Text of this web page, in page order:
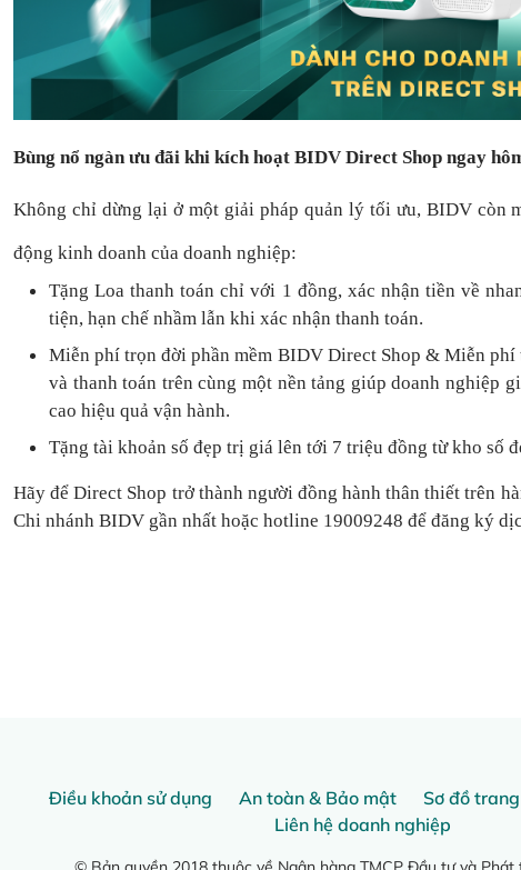
Bùng nổ ngàn ưu đãi khi kích hoạt BIDV Direct Shop ngay
Không chỉ dừng lại ở một giải pháp quản lý tối ưu, BIDV còn
động kinh doanh của doanh nghiệp:
Tặng Loa thanh toánchỉ với 1 đồng,xác nhận tiền về
tiện, hạn chế nhầm lẫn khi xác nhận thanh toán.
Miễn phí trọn đờiphần mềm BIDV Direct Shop & Miễn phí
và thanh toán trên cùng một nền tảng giúp doanh nghiệp
cao hiệu quả vận hành.
Tặng tài khoản số đẹp trị giá lên tới 7 triệu đồng từ kho số
Hãy để Direct Shop trở thành người đồng hành thân thiết trên
Chi nhánh BIDV gần nhất hoặc hotline 19009248 để đăng ký
Điều khoản sử dụng An toàn & Bảo mật Sơ đồ trang
Liên hệ doanh nghiệp